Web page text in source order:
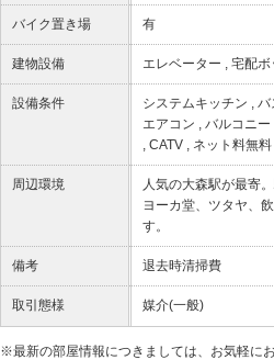
バイク置き場 有
建物設備 エレベーター , 宅配ボ
設備条件 システムキッチン , バ
エアコン , バルコニー
, CATV , ネット料無料
周辺環境
人気の大森駅が最寄
ヨーカ堂、ツタヤ、
す。
備考 退去時清掃費
取引態様 媒介(一般)
※最新の部屋情報につきましては、お気軽に